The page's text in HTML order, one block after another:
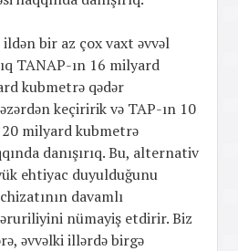
bir az çox vaxt əvvəl
TANAP-ın 16 milyard
kubmetrə qədər
keçiririk və TAP-ın 10
milyard kubmetrə
danışırıq. Bu, alternativ
ehtiyac duyulduğunu
davamlı
nümayiş etdirir. Biz
əvvəlki illərdə birgə